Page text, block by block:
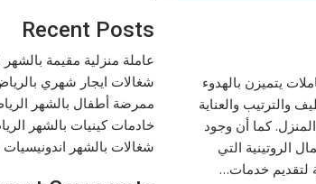
يتميزن بالهدوء
والترتيب والعناية
كما أن وجود
الروتينية التي
لتقديم خدمات…
Recent Posts
عاملة منزلية مقيمة بالشهر الرياض
شغالات ايجار شهري بالرياض حى
ممرضة أطفال بالشهر الرياض
خادمات كينيات بالشهر الرياض
شغالات بالشهر اندونيسيات في